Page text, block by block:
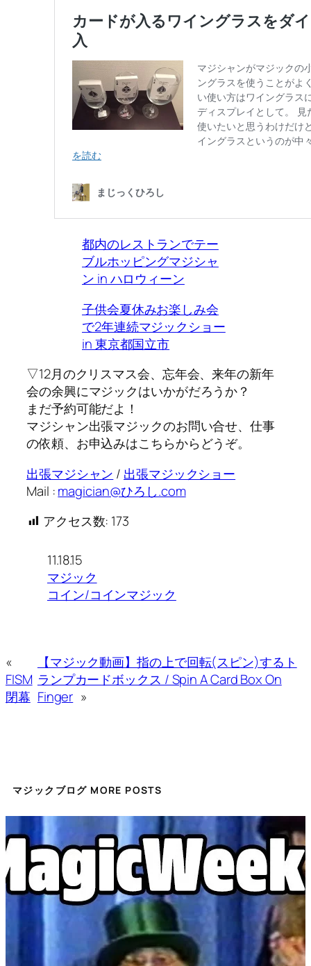
都内のレストランでテー
ブルホッピングマジシャ
ン in ハロウィーン
子供会夏休みお楽しみ会
で2年連続マジックショー
in 東京都国立市
▽12月のクリスマス会、忘年会、来年の新年
会の余興にマジックはいかがだろうか？
まだ予約可能だよ！
マジシャン出張マジックのお問い合せ、仕事
の依頼、お申込みはこちらからどうぞ。
出張マジシャン / 出張マジックショー
Mail :magician@ひろし.com
アクセス数: 173
11.18.15
マジック
コイン/コインマジック
«
FISM
閉幕
【マジック動画】指の上で回転(スピン)するト
ランプカードボックス / Spin A Card Box On
Finger »
マジックブログ MORE POSTS